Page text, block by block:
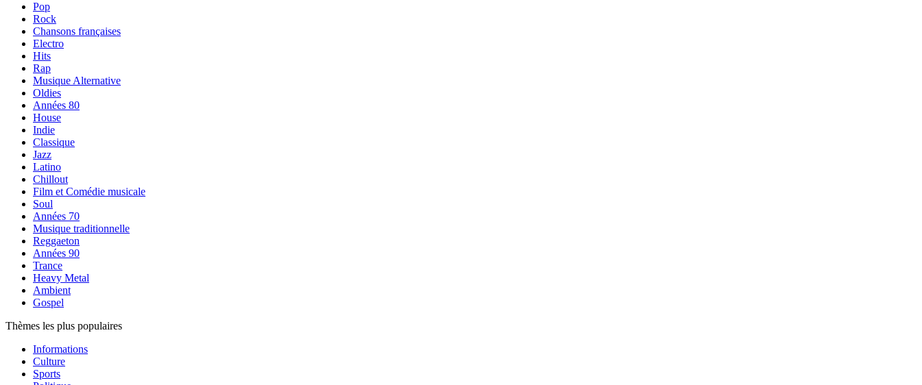
Pop
Rock
Chansons françaises
Electro
Hits
Rap
Musique Alternative
Oldies
Années 80
House
Indie
Classique
Jazz
Latino
Chillout
Film et Comédie musicale
Soul
Années 70
Musique traditionnelle
Reggaeton
Années 90
Trance
Heavy Metal
Ambient
Gospel
Thèmes les plus populaires
Informations
Culture
Sports